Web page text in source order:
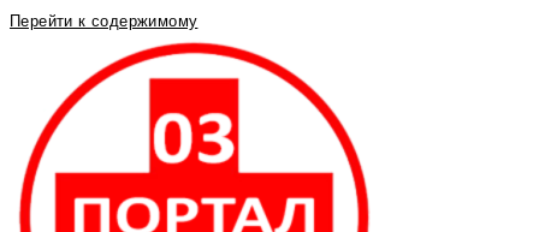
Перейти к содержимому